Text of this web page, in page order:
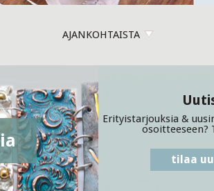
AJANKOHTAISTA
Erityistarjouksia &
osoitteeseen?
tilaa